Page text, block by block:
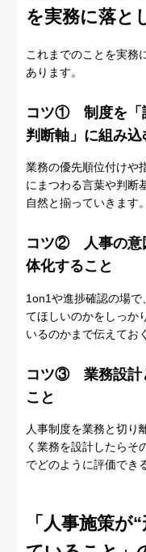
を実務に落と
これまでのことを実務
あります。
コツ① 制度を「
判断軸」に組み込
業務の優先順位付けや
にまつわる言葉や判断
自然と揃っていきます。
コツ② 人事の意
体化すること
1on1や進捗確認の場で
てほしいのかをしっか
いるのかまで伝えてお
コツ③ 業務設計
こと
人事制度を業務と切り
く業務を設計したらそ
でどのように評価でき
「人事施策が